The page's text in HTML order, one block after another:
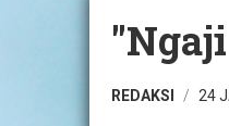
REDAKSI 24